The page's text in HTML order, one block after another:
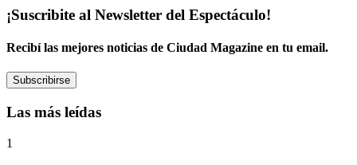
¡Suscribite al Newsletter del Espectáculo!
Recibí las mejores noticias de Ciudad Magazine en tu email.
Subscribirse
Las más leídas
1